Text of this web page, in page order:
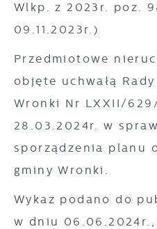
Wlkp. z 2023r. poz.
09.11.2023r.)
Przedmiotowe
objęte uchwałą
Wronki Nr LXXII/
28.03.2024r. w
sporządzenia planu
gminy Wronki.
Wykaz podano do
w dniu